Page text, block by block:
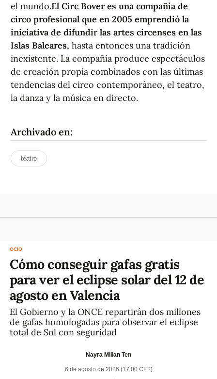
el mundo.El Circ Bover es una compañía de
circo profesional que en 2005 emprendió la
iniciativa de difundir las artes circenses en las
Islas Baleares, hasta entonces una tradición
inexistente. La compañía produce espectáculos
de creación propia combinados con las últimas
tendencias del circo contemporáneo, el teatro,
la danza y la música en directo.
Archivado en:
teatro
OCIO
Cómo conseguir gafas gratis
para ver el eclipse solar del 12 de
agosto en Valencia
El Gobierno y la ONCE repartirán dos millones
de gafas homologadas para observar el eclipse
total de Sol con seguridad
Nayra Millan Ten
6 de agosto de 2026 (17:00 CET)